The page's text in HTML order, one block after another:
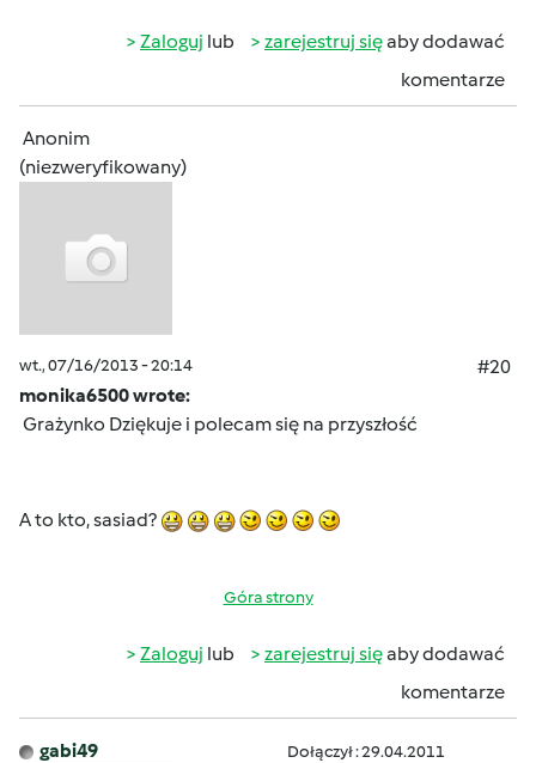
Zaloguj lub zarejestruj sięaby dodawać
komentarze
Anonim
(niezweryfikowany)
wt., 07/16/2013 - 20:14
#20
monika6500 wrote:
Grażynko Dziękuje i polecam się na przyszłość
A to kto, sasiad?
Góra strony
Zaloguj lub zarejestruj sięaby dodawać
komentarze
gabi49 Dołączył : 29.04.2011